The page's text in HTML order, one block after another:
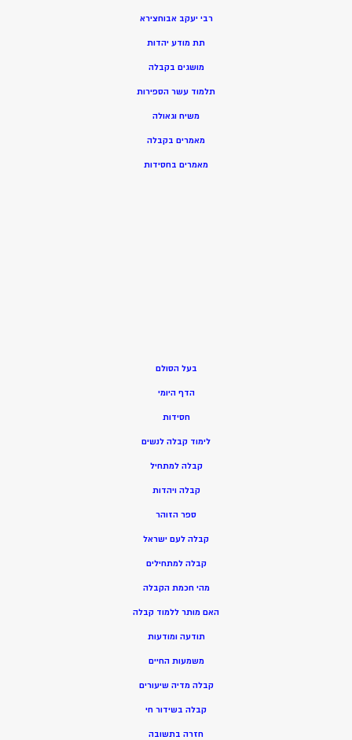
רבי יעקב אבוחצירא
תת מודע יהדות
מושגים בקבלה
תלמוד עשר הספירות
משיח וגאולה
מאמרים בקבלה
מאמרים בחסידות
בעל הסולם
הדף היומי
חסידות
לימוד קבלה לנשים
קבלה למתחיל
קבלה ויהדות
ספר הזוהר
קבלה לעם ישראל
קבלה למתחילים
מהי חכמת הקבלה
האם מותר ללמוד קבלה
תודעה ומודעות
משמעות החיים
קבלה מדיה שיעורים
קבלה בשידור חי
חזרה בתשובה